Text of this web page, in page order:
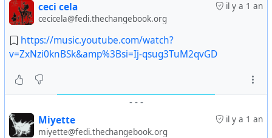
il y a 1 an
ceci cela
cecicela@fedi.thechangebook.org
https://music.youtube.com/watch?
v=ZxNzi0knBSk&amp%3Bsi=Ij-qsug3TuM2qvGD
- - -
il y a 1 an
Miyette
miyette@fedi.thechangebook.org